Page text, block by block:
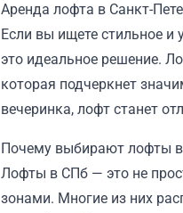
Аренда лофта в Санкт-
Если вы ищете стильное и
это идеальное решение.
которая подчеркнет
вечеринка, лофт станет
Почему выбирают лофты в
Лофты в СПб — это не
зонами. Многие из них